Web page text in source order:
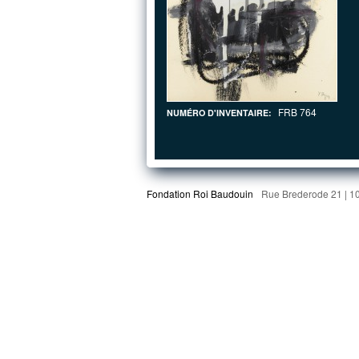
NUMÉRO D'INVENTAIRE: FRB 764
Fondation Roi Baudouin Rue Brederode 21 |